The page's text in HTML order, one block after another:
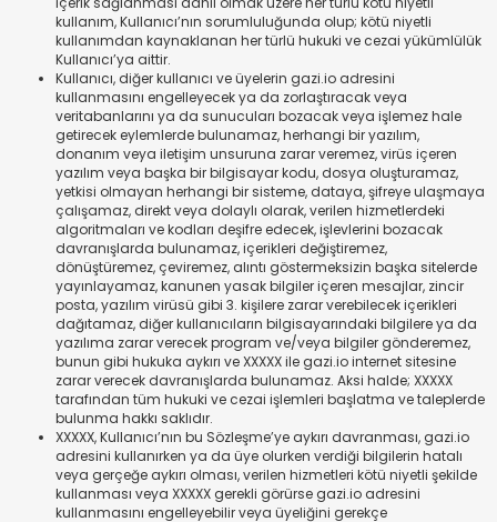
kullanım, Kullanıcı’nın sorumluluğunda olup; kötü niyetli
kullanımdan kaynaklanan her türlü hukuki ve cezai yükümlülük
Kullanıcı’ya aittir.
Kullanıcı, diğer kullanıcı ve üyelerin gazi.io adresini
kullanmasını engelleyecek ya da zorlaştıracak veya
veritabanlarını ya da sunucuları bozacak veya işlemez hale
getirecek eylemlerde bulunamaz, herhangi bir yazılım,
donanım veya iletişim unsuruna zarar veremez, virüs içeren
yazılım veya başka bir bilgisayar kodu, dosya oluşturamaz,
yetkisi olmayan herhangi bir sisteme, dataya, şifreye ulaşmaya
çalışamaz, direkt veya dolaylı olarak, verilen hizmetlerdeki
algoritmaları ve kodları deşifre edecek, işlevlerini bozacak
davranışlarda bulunamaz, içerikleri değiştiremez,
dönüştüremez, çeviremez, alıntı göstermeksizin başka sitelerde
yayınlayamaz, kanunen yasak bilgiler içeren mesajlar, zincir
posta, yazılım virüsü gibi 3. kişilere zarar verebilecek içerikleri
dağıtamaz, diğer kullanıcıların bilgisayarındaki bilgilere ya da
yazılıma zarar verecek program ve/veya bilgiler gönderemez,
bunun gibi hukuka aykırı ve XXXXX ile gazi.io internet sitesine
zarar verecek davranışlarda bulunamaz. Aksi halde; XXXXX
tarafından tüm hukuki ve cezai işlemleri başlatma ve taleplerde
bulunma hakkı saklıdır.
XXXXX, Kullanıcı’nın bu Sözleşme’ye aykırı davranması, gazi.io
adresini kullanırken ya da üye olurken verdiği bilgilerin hatalı
veya gerçeğe aykırı olması, verilen hizmetleri kötü niyetli şekilde
kullanması veya XXXXX gerekli görürse gazi.io adresini
kullanmasını engelleyebilir veya üyeliğini gerekçe